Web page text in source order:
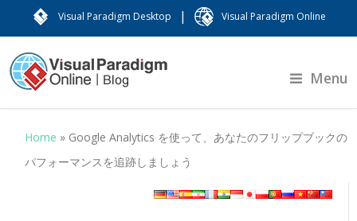
Visual Paradigm Desktop | Visual Paradigm Online
Menu
Home » Google Analytics を使って、あなたのフリップブックの
パフォーマンスを追跡しましょう